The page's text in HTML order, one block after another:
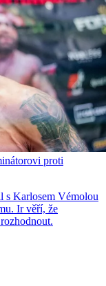
proti
s Karlosem Vémolou
Ir věří, že